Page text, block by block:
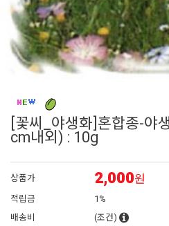
10 백일홍
[꽃씨_야생화]혼합종-야
cm내외) : 10g
상품가 2,000원
적립금
1%
배송비
(조건)